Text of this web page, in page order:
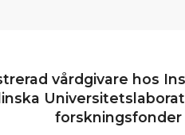
vårdgivare hos